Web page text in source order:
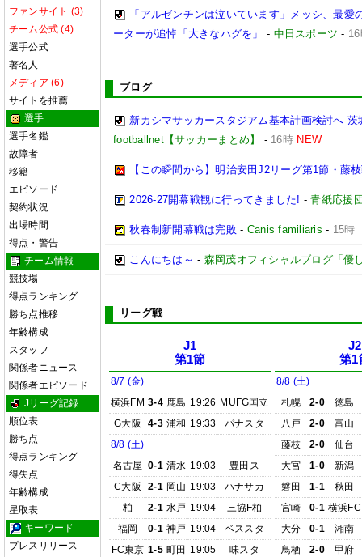
ファンサイト (3)
チーム公式 (4)
選手公式
著名人
メディア (6)
サイトを推薦
選手
選手名鑑
故障者
移籍
エピソード
契約状況
出場時間
得点・警告
チーム情報
競技場
得点ランキング
勝ち点推移
年齢構成
スタッフ
関係者ニュース
関係者エピソード
Jリーグ記録
順位表
勝ち点
得点ランキング
得失点
年齢構成
星取表
キーワード
プレスリリース
「アルゼンチンは泣いています」メッシ、最
ーターが追悼「大きなハグを」
- 中日スポーツ -
ブログ
新カシマサッカースタジアム基本計画検討へ
footballnet【サッカーまとめ】
- 16時 NEW
【この瞬間から】明治安田J2リーグ第1節・藤
2026-27開幕戦観に行ってきました! -青紙応援
秋春制新開幕戦は完敗- Canis familiaris - 15時
こんにちは～ - 森岡茂オフィシャルブログ「優
リーグ戦
J1
第1節
8/7 (金)
横浜FM 3-4 鹿島 19:26 MUFG国立
G大阪
4-3 浦和 19:33
パナスタ
8/8 (土)
名古屋 0-1 清水 19:03
豊田ス
C大阪
2-1 岡山 19:03
ハナサカ
柏
2-1 水戸 19:04
三協F柏
福岡
0-1 神戸 19:04
ベススタ
FC東京 1-5 町田 19:05
味スタ
J2
第1
8/8 (土)
札幌
2-0
徳島
八戸
2-0
富山
藤枝
2-0
仙台
大宮
1-0
新潟
磐田
1-1
秋田
宮崎
0-1 横浜FC
大分
0-1
湘南
鳥栖
2-0
甲府